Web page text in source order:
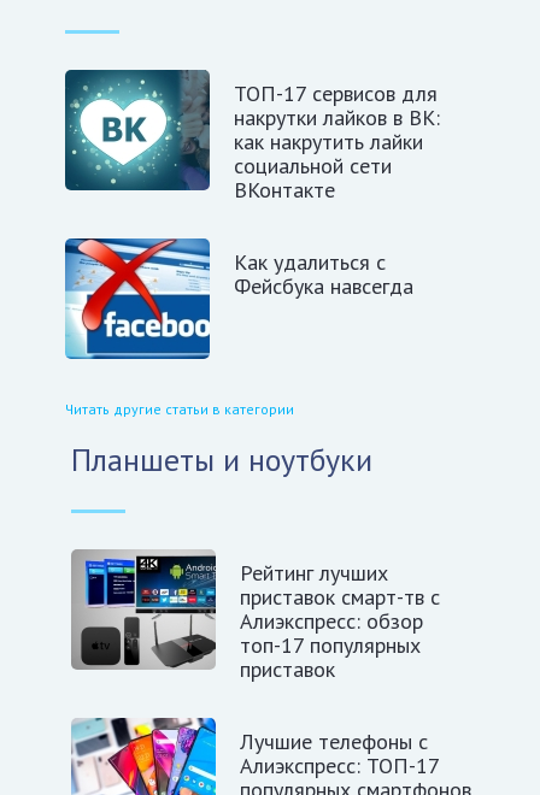
ТОП-17 сервисов для
накрутки лайков в ВК:
как накрутить лайки
социальной сети
ВКонтакте
Как удалиться с
Фейсбука навсегда
Читать другие статьи в категории
Планшеты и ноутбуки
Рейтинг лучших
приставок смарт-тв с
Алиэкспресс: обзор
топ-17 популярных
приставок
Лучшие телефоны с
Алиэкспресс: ТОП-17